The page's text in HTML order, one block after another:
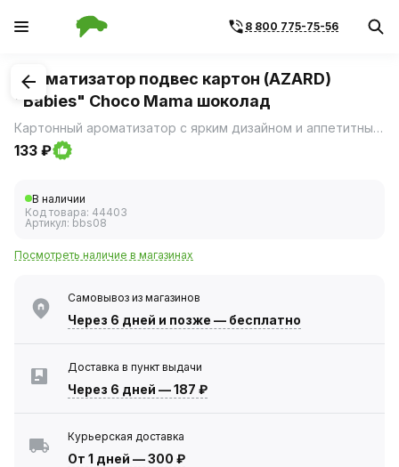
8 800 775-75-56
1/1
Ароматизатор подвес картон (AZARD)
"Babies" Choco Mama шоколад
Картонный ароматизатор с ярким дизайном и аппетитными ароматами.
133 ₽
В наличии
Код товара: 44403
Артикул: bbs08
Посмотреть наличие в магазинах
Самовывоз из магазинов
Через 6 дней и позже — бесплатно
Доставка в пункт выдачи
Через 6 дней —187 ₽
Курьерская доставка
От 1 дней —300 ₽